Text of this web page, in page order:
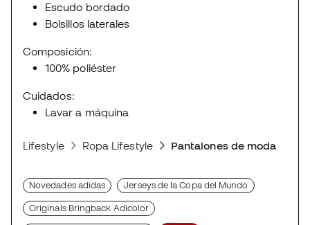
Escudo bordado
Bolsillos laterales
Composición:
100% poliéster
Cuidados:
Lavar a máquina
Lifestyle Ropa Lifestyle Pantalones de moda
Novedades adidas Jerseys de la Copa del Mundo
Originals Bringback Adicolor